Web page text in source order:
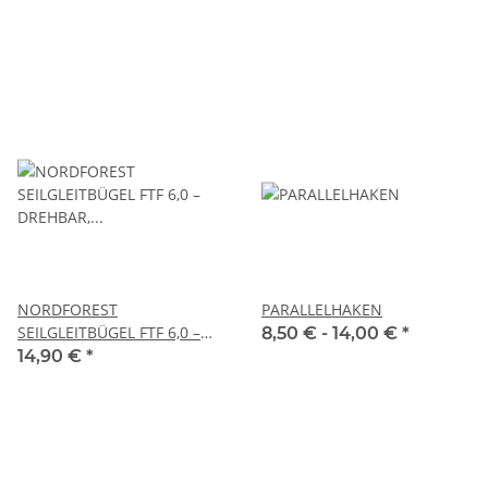
NORDFOREST
SEILGLEITBÜGEL FTF 6,0 –
DREHBAR, FÜR KETTEN BIS 8
14,90 € *
PARALLELHAKEN
8,50 € - 14,00 € *